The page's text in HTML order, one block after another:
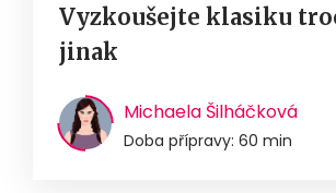
Vyzkoušejte klasiku
jinak
Michaela Šilháčková
Doba přípravy: 60 min